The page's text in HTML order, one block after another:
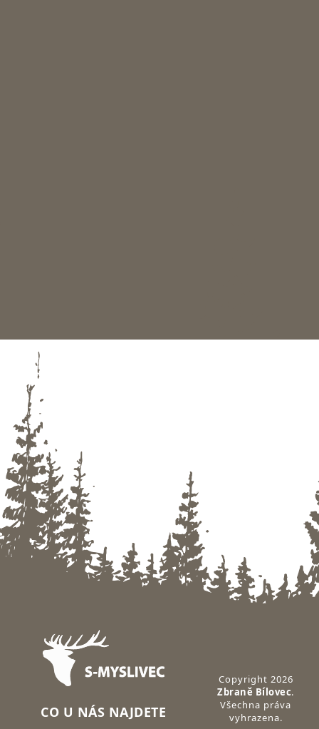
Zápatí
CO U NÁS NAJDETE
Copyright 2026
Zbraně Bílovec.
Všechna práva
vyhrazena.